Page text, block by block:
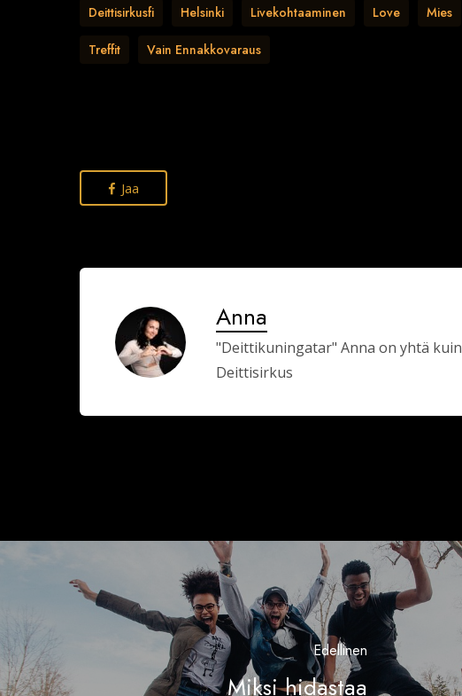
Deittisirkusfi Helsinki Livekohtaaminen Love Mies
Treffit Vain Ennakkovaraus
Jaa
Anna
"Deittikuningatar" Anna on yhtä kuin
Deittisirkus
Edellinen
Miksi hidastaa